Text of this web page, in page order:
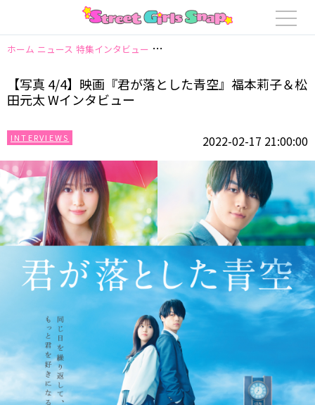
ホーム ニュース 特集インタビュー 【写真 4/4】映画『君が落とした青空
【写真 4/4】映画『君が落とした青空』福本莉子＆松
田元太 Wインタビュー
INTERVIEWS 2022-02-17 21:00:00